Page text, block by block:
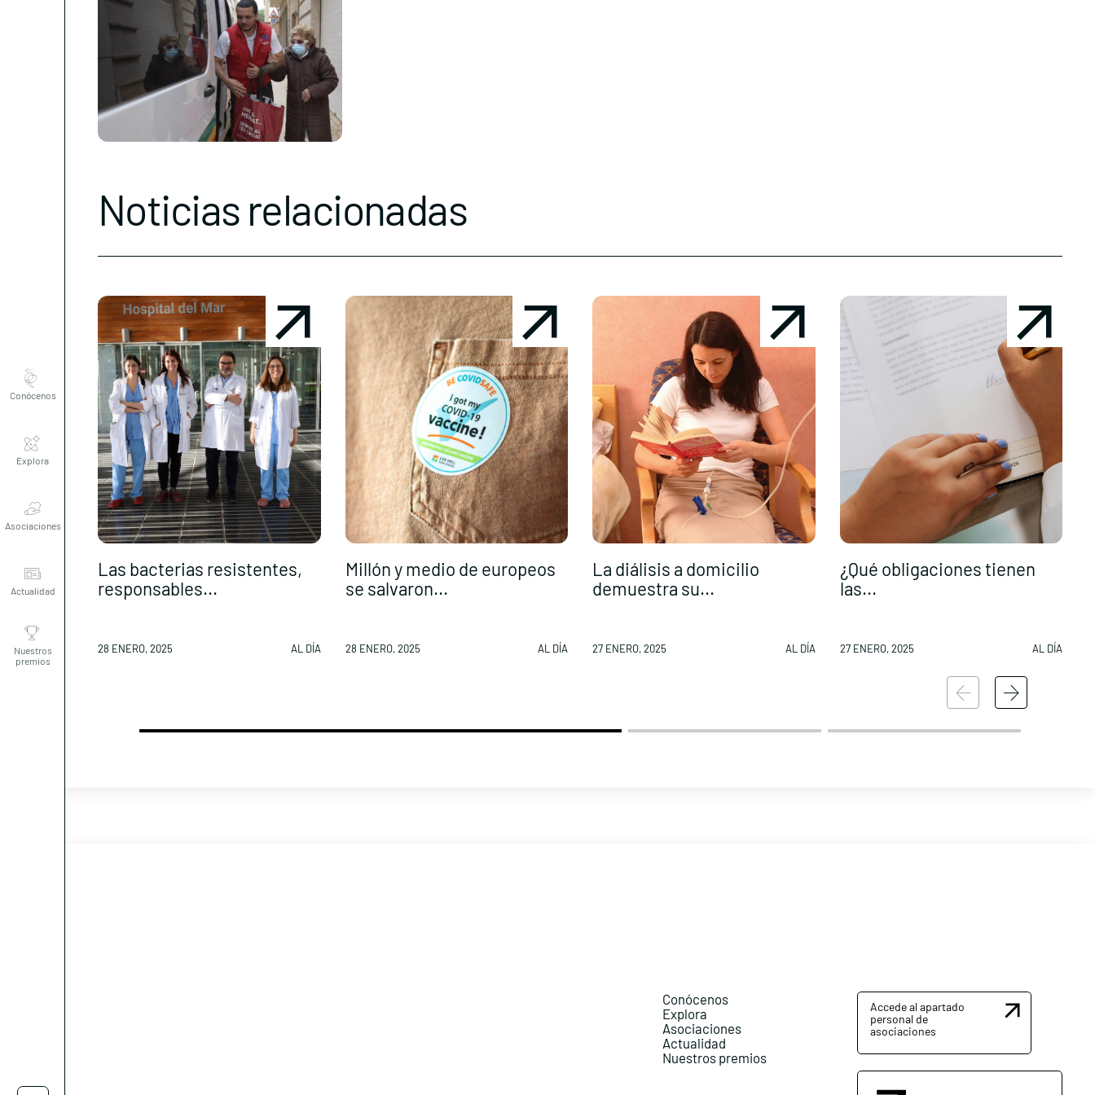
Conócenos
premios
Noticias relacionadas
Las bacterias resistentes,
responsables...
28 ENERO, 2025 AL DÍA
Millón y medio de europeos
se salvaron...
28 ENERO, 2025 AL DÍA
La diálisis a domicilio
demuestra su...
27 ENERO, 2025 AL DÍA
¿Qué obligaciones tienen
las...
27 ENERO, 2025 AL DÍA
Conócenos
Explora
Asociaciones
Actualidad
Nuestros premios
Accede al apartado
personal de
asociaciones